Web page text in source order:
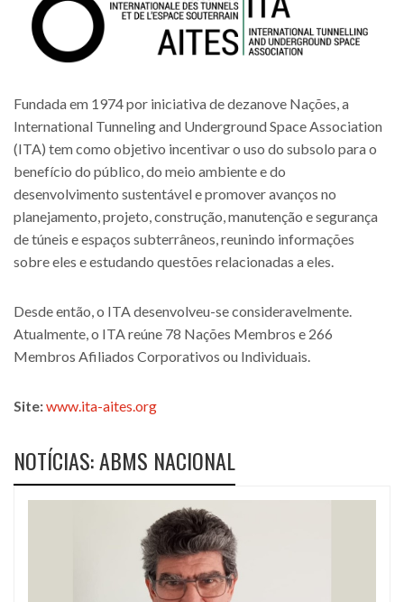
Fundada em 1974 por iniciativa de dezanove Nações, a
International Tunneling and Underground Space Association
(ITA) tem como objetivo incentivar o uso do subsolo para o
benefício do público, do meio ambiente e do
desenvolvimento sustentável e promover avanços no
planejamento, projeto, construção, manutenção e segurança
de túneis e espaços subterrâneos, reunindo informações
sobre eles e estudando questões relacionadas a eles.
Desde então, o ITA desenvolveu-se consideravelmente.
Atualmente, o ITA reúne 78 Nações Membros e 266
Membros Afiliados Corporativos ou Individuais.
Site:www.ita-aites.org
NOTÍCIAS: ABMS NACIONAL